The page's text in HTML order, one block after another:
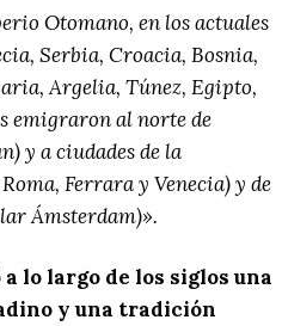
Otomano, en los actuales
Serbia, Croacia, Bosnia,
Argelia, Túnez, Egipto,
emigraron al norte de
y a ciudades de la
Ferrara y Venecia) y de
Ámsterdam)».
lo largo de los siglos una
y una tradición